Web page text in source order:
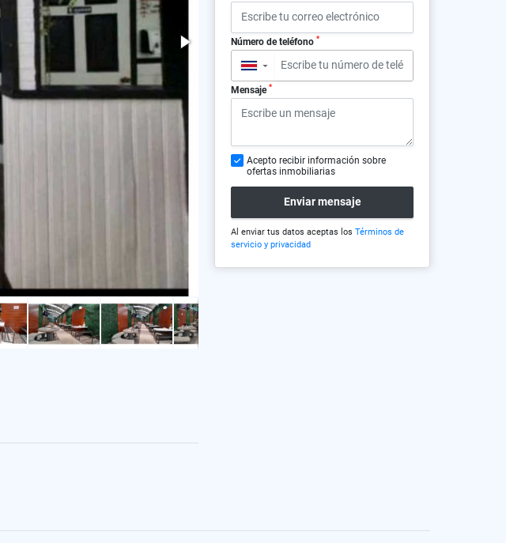
Número de teléfono *
▼
Mensaje *
Acepto recibir información sobre
ofertas inmobiliarias
Enviar mensaje
Al enviar tus datos aceptas los Términos de
servicio y privacidad